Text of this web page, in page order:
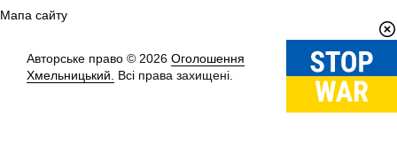
Мапа сайту
Авторське право © 2026 Оголошення
Хмельницький.
Всі права захищені.
Вгору↑